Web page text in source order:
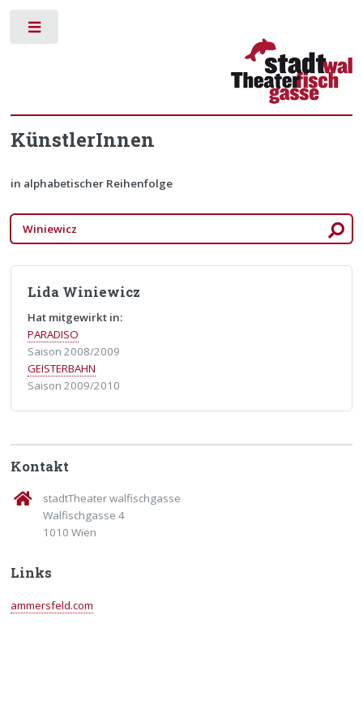
KünstlerInnen
in alphabetischer Reihenfolge
Lida Winiewicz
Hat mitgewirkt in:
PARADISO
Saison 2008/2009
GEISTERBAHN
Saison 2009/2010
Kontakt
stadtTheater walfischgasse
Walfischgasse 4
1010 Wien
Links
ammersfeld.com